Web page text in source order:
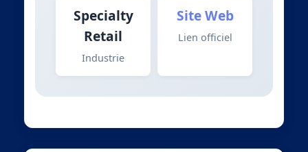
Specialty
Retail
Industrie
Site Web
Lien officiel